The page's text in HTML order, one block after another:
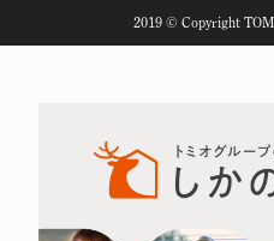
2019 © Copyright